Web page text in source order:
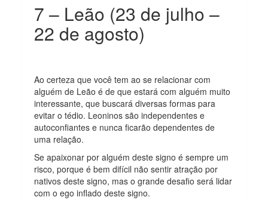
7 – Leão (23 de julho –
22 de agosto)
Ao certeza que você tem ao se relacionar com
alguém de Leão é de que estará com alguém muito
interessante, que buscará diversas formas para
evitar o tédio. Leoninos são independentes e
autoconfiantes e nunca ficarão dependentes de
uma relação.
Se apaixonar por alguém deste signo é sempre um
risco, porque é bem difícil não sentir atração por
nativos deste signo, mas o grande desafio será lidar
com o ego inflado deste signo.